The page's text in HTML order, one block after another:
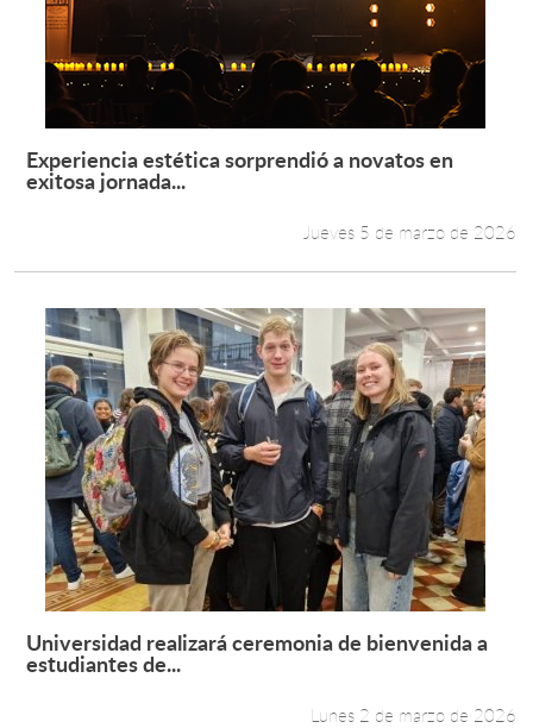
Leer más +
Experiencia estética sorprendió a novatos en
exitosa jornada...
Jueves 5 de marzo de 2026
Leer más +
Universidad realizará ceremonia de bienvenida a
estudiantes de...
Lunes 2 de marzo de 2026